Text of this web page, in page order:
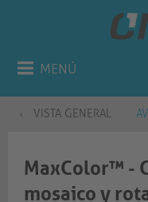
MENÚ
VISTA GENERAL
MaxColor™ -
mosaico y